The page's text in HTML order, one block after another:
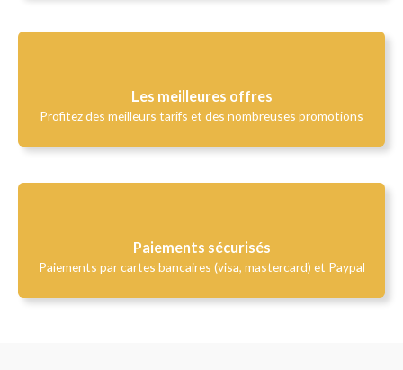
Les meilleures offres
Profitez des meilleurs tarifs et des nombreuses promotions
Paiements sécurisés
Paiements par cartes bancaires (visa, mastercard) et Paypal